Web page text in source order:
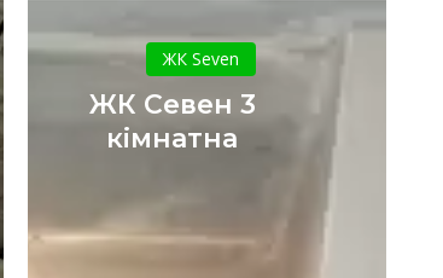
Севен
3
кімнатна
ЖК Seven
ЖК Севен 3
кімнатна